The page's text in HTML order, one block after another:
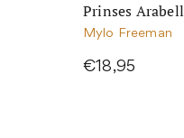
Prinses
Mylo Freeman
€18,95